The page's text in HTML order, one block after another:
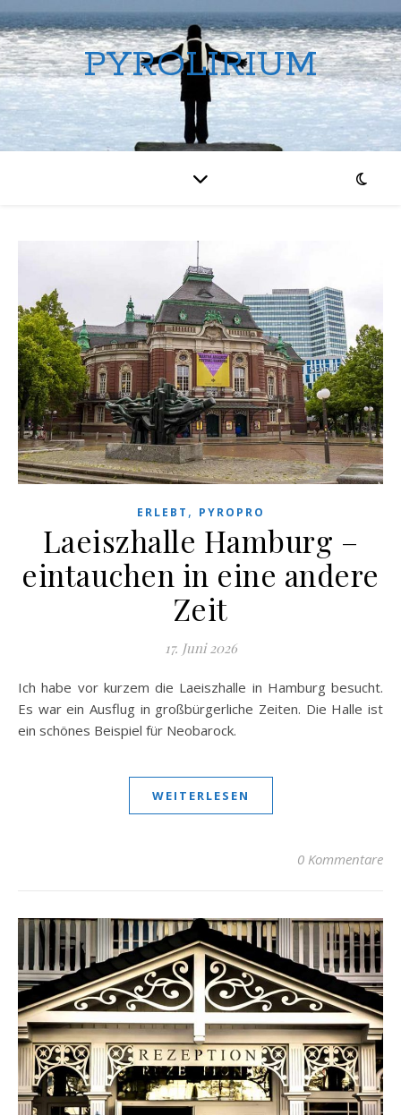
PYROLIRIUM
ERLEBT , PYROPRO
Laeiszhalle Hamburg –
eintauchen in eine andere
Zeit
17. Juni 2026
Ich habe vor kurzem die Laeiszhalle in Hamburg besucht.
Es war ein Ausflug in großbürgerliche Zeiten. Die Halle ist
ein schönes Beispiel für Neobarock.
WEITERLESEN
0 Kommentare